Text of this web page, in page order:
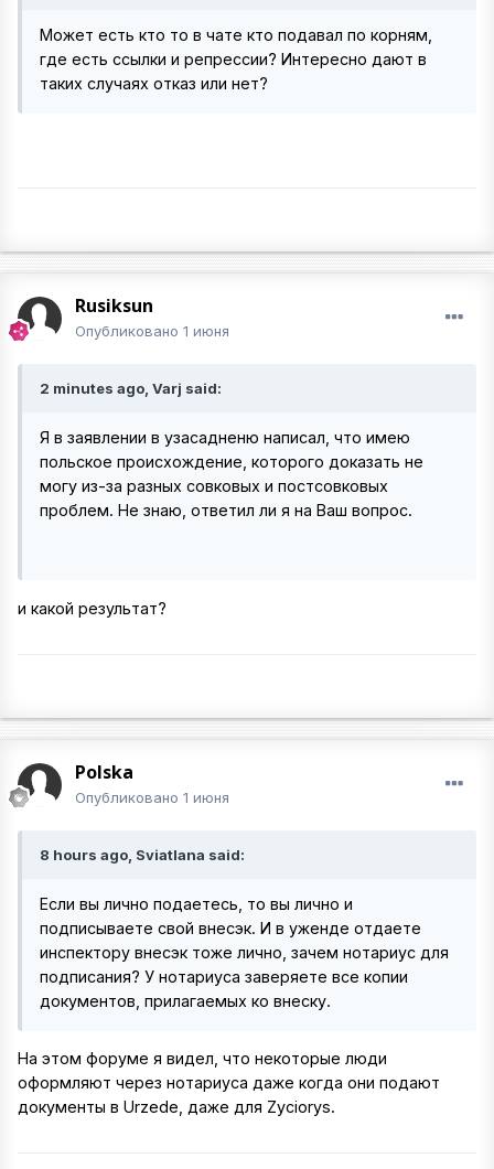
Может есть кто то в чате кто подавал по корням,
где есть ссылки и репрессии? Интересно дают в
таких случаях отказ или нет?
Rusiksun
Опубликовано 1 июня
2 minutes ago, Varj said:
Я в заявлении в узасадненю написал, что имею
польское происхождение, которого доказать не
могу из-за разных совковых и постсовковых
проблем. Не знаю, ответил ли я на Ваш вопрос.
и какой результат?
Polska
Опубликовано 1 июня
8 hours ago, Sviatlana said:
Если вы лично подаетесь, то вы лично и
подписываете свой внесэк. И в уженде отдаете
инспектору внесэк тоже лично, зачем нотариус для
подписания? У нотариуса заверяете все копии
документов, прилагаемых ко внеску.
На этом форуме я видел, что некоторые люди
оформляют через нотариуса даже когда они подают
документы в Urzede, даже для Zyciorys.